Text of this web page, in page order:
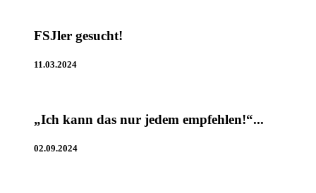
FSJler gesucht!
11.03.2024
„Ich kann das nur jedem empfehlen!“...
02.09.2024